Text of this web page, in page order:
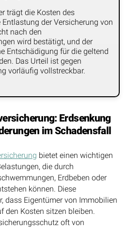
trägt die Kosten des
Entlastung der Versicherung von
nach den
wird bestätigt, und der
Entschädigung für die geltend
Das Urteil ist gegen
vorläufig vollstreckbar.
Erdsenkung
im Schadensfall
bietet einen wichtigen
die durch
Erdbeben oder
können. Diese
dass Eigentümer von Immobilien
den Kosten sitzen bleiben.
oft von